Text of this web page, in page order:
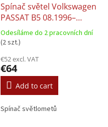
Spínač světel Volkswagen
PASSAT B5 08.1996–
12.2014
Odesíláme do 2 pracovních dní
(2 szt.)
€52 excl. VAT
€64
Add to cart
Spínač světlometů